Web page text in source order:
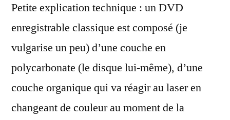
Petite explication technique : un DVD
enregistrable classique est composé (je
vulgarise un peu) d’une couche en
polycarbonate (le disque lui-même), d’une
couche organique qui va réagir au laser en
changeant de couleur au moment de la